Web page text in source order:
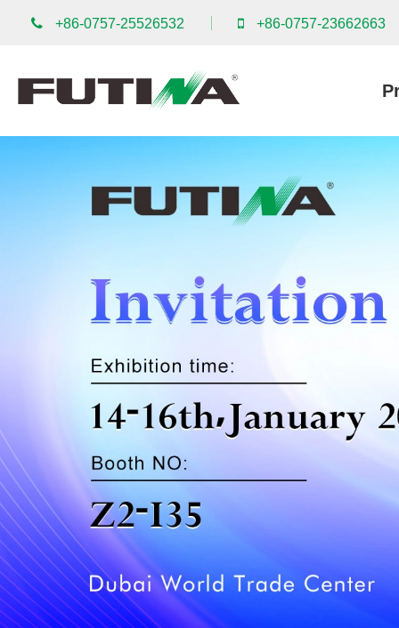
+86-0757-25526532 +86-0757-23662663